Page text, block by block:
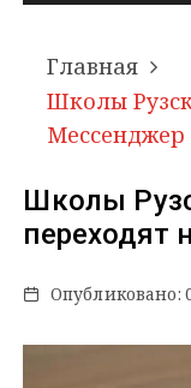
Главная
Школы
Школы
переходят
Опубликовано: